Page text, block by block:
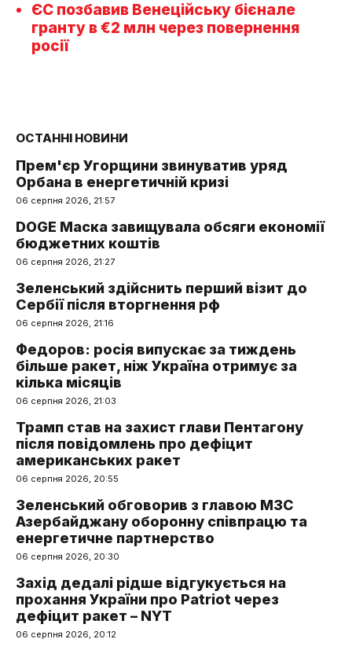
ЄС позбавив Венеційську бієнале
гранту в €2 млн через повернення
росії
ОСТАННІ НОВИНИ
Прем'єр Угорщини звинуватив уряд
Орбана в енергетичній кризі
06 серпня 2026, 21:57
DOGE Маска завищувала обсяги економії
бюджетних коштів
06 серпня 2026, 21:27
Зеленський здійснить перший візит до
Сербії після вторгнення рф
06 серпня 2026, 21:16
Федоров: росія випускає за тиждень
більше ракет, ніж Україна отримує за
кілька місяців
06 серпня 2026, 21:03
Трамп став на захист глави Пентагону
після повідомлень про дефіцит
американських ракет
06 серпня 2026, 20:55
Зеленський обговорив з главою МЗС
Азербайджану оборонну співпрацю та
енергетичне партнерство
06 серпня 2026, 20:30
Захід дедалі рідше відгукується на
прохання України про Patriot через
дефіцит ракет – NYT
06 серпня 2026, 20:12